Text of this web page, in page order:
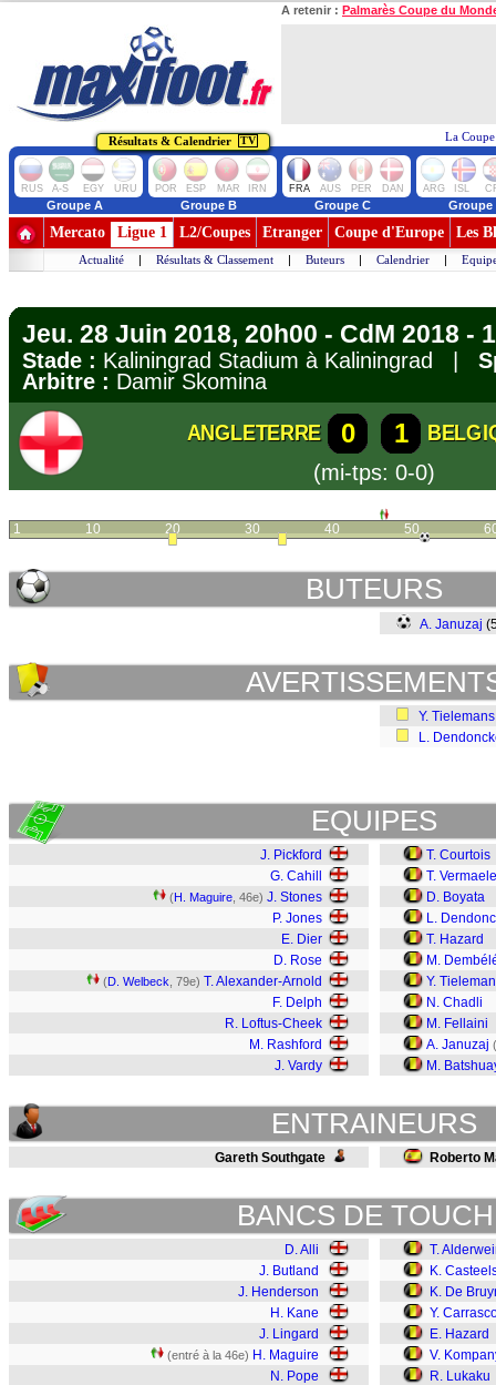
A retenir : Palmarès Coupe du
Résultats & Calendrier TV La
RUS A-S EGY URU POR ESP MAR IRN FRA AUS PER DAN ARG ISL
Groupe A Groupe B Groupe C Groupe
Mercato Ligue 1 L2/Coupes Etranger Coupe d'Europe Les
Actualité | Résultats & Classement | Buteurs | Calendrier |
Jeu. 28 Juin 2018, 20h00 - CdM 2018 -
Stade : Kaliningrad Stadium à Kaliningrad |
Arbitre : Damir Skomina
ANGLETERRE 0 1
(mi-tps: 0-0)
1 10 20 30 40 50
BUTEURS
A. Januzaj
Y. Tielemans
L.
EQUIPES
J. Pickford
G. Cahill
(H. Maguire , 46e) J. Stones
P. Jones
E. Dier
D. Rose
(D. Welbeck , 79e) T. Alexander-Arnold
F. Delph
R. Loftus-Cheek
M. Rashford
J. Vardy
T. Courtois
T.
D. Boyata
L.
T. Hazard
M.
Y.
N. Chadli
M. Fellaini
A. Januzaj (
M.
ENTRAINEURS
Gareth Southgate Roberto
BANCS DE
D. Alli
J. Butland
J. Henderson
H. Kane
J. Lingard
(entré à la 46e) H. Maguire
N. Pope
T.
K.
K. De
Y.
E. Hazard
V.
R. Lukaku